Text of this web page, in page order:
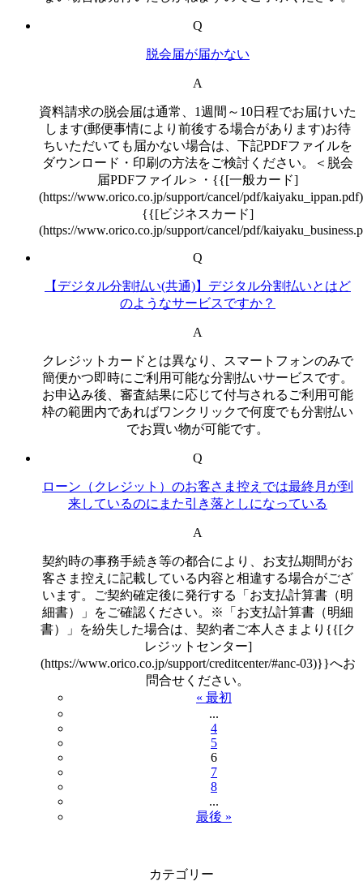
Q
脱会届が届かない
A
資料請求の脱会届は通常、1週間～10日程でお届けいた
します(郵便事情により前後する場合があります)お待
ちいただいても届かない場合は、下記PDFファイルを
ダウンロード・印刷の方法をご検討ください。＜脱会
届PDFファイル＞・{{[一般カード]
(https://www.orico.co.jp/support/cancel/pdf/
{{[ビジネスカード]
(https://www.orico.co.jp/support/cancel/pdf/
Q
【デジタル分割払い(共通)】デジタル分割払いとはど
のようなサービスですか？
A
クレジットカードとは異なり、スマートフォンのみで
簡便かつ即時にご利用可能な分割払いサービスです。
お申込み後、審査結果に応じて付与されるご利用可能
枠の範囲内であればワンクリックで何度でも分割払い
でお買い物が可能です。
Q
ローン（クレジット）のお客さま控えでは最終月が到
来しているのにまた引き落としになっている
A
契約時の事務手続き等の都合により、お支払期間がお
客さま控えに記載している内容と相違する場合がござ
います。ご契約確定後に発行する「お支払計算書（明
細書）」をご確認ください。※「お支払計算書（明細
書）」を紛失した場合は、契約者ご本人さまより{{[ク
レジットセンター]
(https://www.orico.co.jp/support/creditcenter/#anc-03)}}へお
問合せください。
« 最初
...
4
5
6
7
8
...
最後 »
カテゴリー